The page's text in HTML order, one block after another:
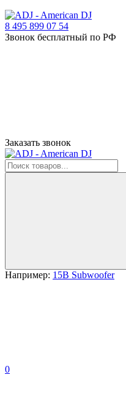
8 495 899 07 54
Звонок бесплатный по РФ
Заказать звонок
Например: 15B Subwoofer
0